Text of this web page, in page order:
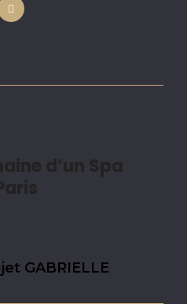
d’un Spa
GABRIELLE